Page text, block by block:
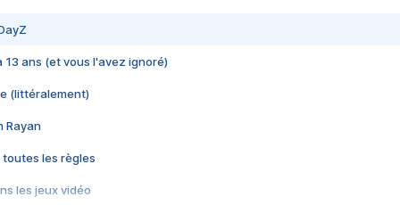
13 ans (et vous l'avez ignoré)
(littéralement)
Rayan
toutes les règles
les jeux vidéo